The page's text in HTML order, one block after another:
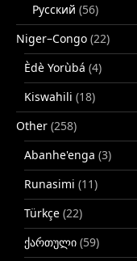
Русский (56)
Niger–Congo (22)
Èdè Yorùbá (4)
Kiswahili (18)
Other (258)
Abanhe'enga (3)
Runasimi (11)
Türkçe (22)
ქართული (59)